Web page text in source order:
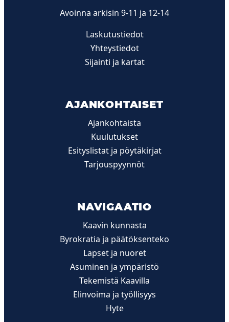
Avoinna arkisin 9-11 ja 12-14
Laskutustiedot
Yhteystiedot
Sijainti ja kartat
AJANKOHTAISET
Ajankohtaista
Kuulutukset
Esityslistat ja pöytäkirjat
Tarjouspyynnöt
NAVIGAATIO
Kaavin kunnasta
Byrokratia ja päätöksenteko
Lapset ja nuoret
Asuminen ja ympäristö
Tekemistä Kaavilla
Elinvoima ja työllisyys
Hyte